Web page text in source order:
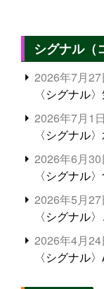
シグナル（
2026年7月27
〈シグナル
2026年7月1日
〈シグナル
2026年6月30
〈シグナル
2026年5月27
〈シグナル
2026年4月24
〈シグナル